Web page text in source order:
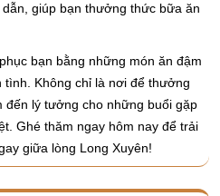
giúp bạn thưởng thức bữa ăn
bạn bằng những món ăn đậm
tình. Không chỉ là nơi để thưởng
đến lý tưởng cho những buổi gặp
Ghé thăm ngay hôm nay để trải
giữa lòng Long Xuyên!